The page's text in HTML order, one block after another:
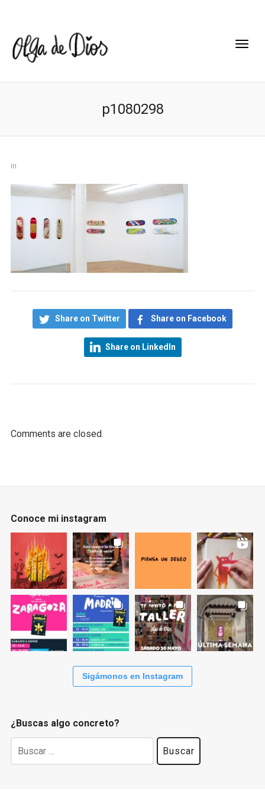
p1080298
in
Share on Twitter Share on Facebook
Share on LinkedIn
Comments are closed.
Conoce mi instagram
Sigámonos en Instagram
¿Buscas algo concreto?